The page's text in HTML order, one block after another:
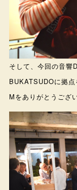
そして、今回の音響
BUKATSUDOに拠点
Mをありがとうござ